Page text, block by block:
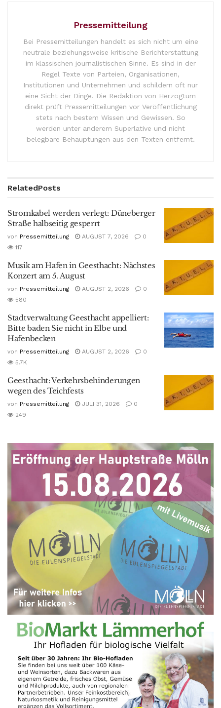
Pressemitteilung
Bei Pressemitteilungen handelt es sich nicht um eine
neutrale beziehungsweise kritische Berichterstattung
im klassischen journalistischen Sinne. Es sind in der
Regel Texte von Parteien, Organisationen,
Institutionen und Unternehmen und schildern oft nur
eine Sicht der Dinge. Die Redaktion von Herzogtum
direkt prüft Pressemitteilungen vor Veröffentlichung
stets nach bestem Wissen und Gewissen. So
werden unter anderem Superlative und nicht
belegbare Behauptungen aus den Texten entfernt.
RelatedPosts
Stromkabel werden verlegt: Düneberger
Straße halbseitig gesperrt
von Pressemitteilung AUGUST 7, 2026
0
117
Musik am Hafen in Geesthacht: Nächstes
Konzert am 5. August
von Pressemitteilung AUGUST 2, 2026
0
580
Stadtverwaltung Geesthacht appelliert:
Bitte baden Sie nicht in Elbe und
Hafenbecken
von Pressemitteilung AUGUST 2, 2026
0
5.7K
Geesthacht: Verkehrsbehinderungen
wegen des Teichfests
von Pressemitteilung JULI 31, 2026
0
249